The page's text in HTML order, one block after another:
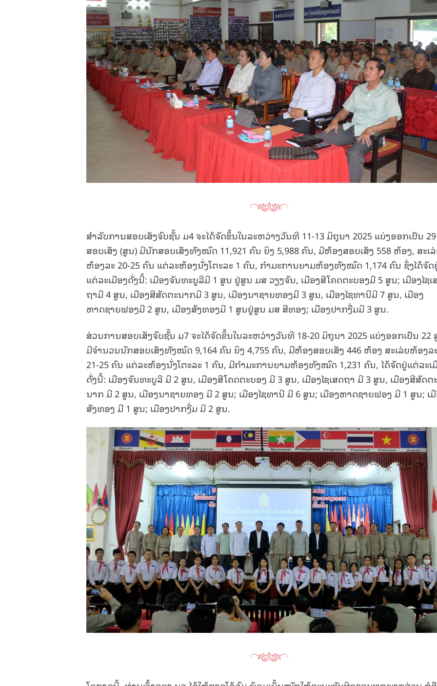
ສຳລັບການສອບເສັງຈົບຊັ້ນ ມ4 ຈະໄດ້ຈັດຂຶ້ນໃນລະຫວ່າງວັນທີ 11-13 ມິຖຸນາ 2025 ແບ່ງອອກເປັນ
ສອບເສັງ (ສູນ) ມີນັກສອບເສັງທັງໝົດ 11,921 ຄົນ ຍິງ 5,988 ຄົນ, ມີຫ້ອງສອບເສັງ 558 ຫ້ອງ, ສະເ
ຫ້ອງລະ 20-25 ຄົນ ແຕ່ລະຫ້ອງນັ່ງໂຕະລະ 1 ຄົນ, ກໍາມະການຍາມຫ້ອງທັງໝົດ 1,174 ຄົນ ຊຶ່ງໄດ້ຈັດ
ແຕ່ລະເມືອງດັ່ງນີ້: ເມືອງຈັນທະບູລີມີ 1 ສູນ ຢູ່ສູນ ມສ ວຽງຈັນ, ເມືອງສີໂຄດຕະບອງມີ 5 ສູນ; ເມືອງໄຊເ
ຖາມີ 4 ສູນ, ເມືອງສີສັດຕະນາກມີ 3 ສູນ, ເມືອງນາຊາຍທອງມີ 3 ສູນ, ເມືອງໄຊທານີມີ 7 ສູນ, ເມືອງ
ຫາດຊາຍຟອງມີ 2 ສູນ, ເມືອງສັງທອງມີ 1 ສູນຢູ່ສູນ ມສ ສີທອງ; ເມືອງປາກງື່ມມີ 3 ສູນ.
ສ່ວນການສອບເສັງຈົບຊັ້ນ ມ7 ຈະໄດ້ຈັດຂຶ້ນໃນລະຫວ່າງວັນທີ 18-20 ມິຖຸນາ 2025 ແບ່ງອອກເປັນ 22
ມີຈໍານວນນັກສອບເສັງທັງໝົດ 9,164 ຄົນ ຍິງ 4,755 ຄົນ, ມີຫ້ອງສອບເສັງ 446 ຫ້ອງ ສະເລ່ຍຫ້ອງລ
21-25 ຄົນ ແຕ່ລະຫ້ອງນັ່ງໂຕະລະ 1 ຄົນ, ມີກໍາມະການຍາມຫ້ອງທັງໝົດ 1,231 ຄົນ, ໄດ້ຈັດຢູ່ແຕ່ລະເ
ດັ່ງນີ້: ເມືອງຈັນທະບູລີ ມີ 2 ສູນ, ເມືອງສີໂຄດຕະບອງ ມີ 3 ສູນ, ເມືອງໄຊເສດຖາ ມີ 3 ສູນ, ເມືອງສີສັດຕ
ນາກ ມີ 2 ສູນ, ເມືອງນາຊາຍທອງ ມີ 2 ສູນ; ເມືອງໄຊທານີ ມີ 6 ສູນ; ເມືອງຫາດຊາຍຟອງ ມີ 1 ສູນ; ເ
ສັງທອງ ມີ 1 ສູນ; ເມືອງປາກງື່ມ ມີ 2 ສູນ.